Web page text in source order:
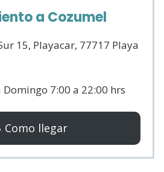
a Cozumel
15, Playacar, 77717 Playa
Domingo 7:00 a 22:00 hrs
Como llegar